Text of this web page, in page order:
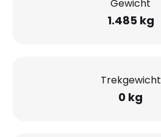
Gewicht
1.485 kg
Trekgewicht
0 kg